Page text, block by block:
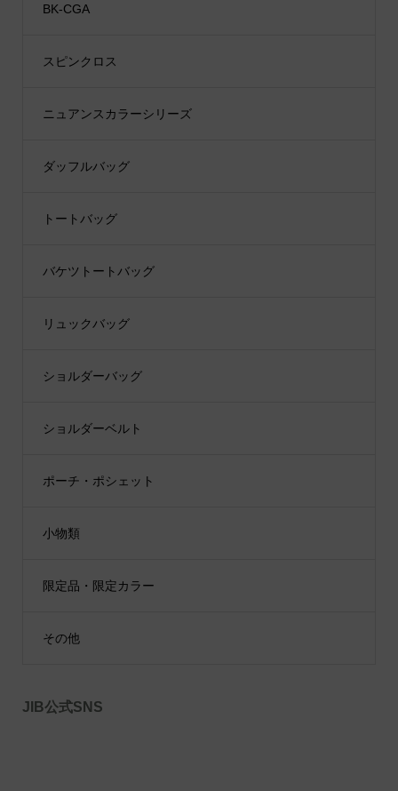
BK-CGA
スピンクロス
ニュアンスカラーシリーズ
ダッフルバッグ
トートバッグ
バケツトートバッグ
リュックバッグ
ショルダーバッグ
ショルダーベルト
ポーチ・ポシェット
小物類
限定品・限定カラー
その他
JIB公式SNS